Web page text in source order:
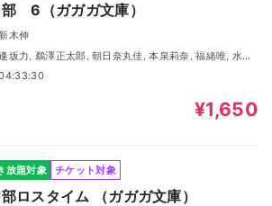
6（ガガガ文庫）
木伸
, 柴田倫佳, 高木美佑, 阿保まりあ, 大橋海咲, 奥野香耶
¥1,650
放題対象 チケット対象
ロスタイム （ガガガ文庫）